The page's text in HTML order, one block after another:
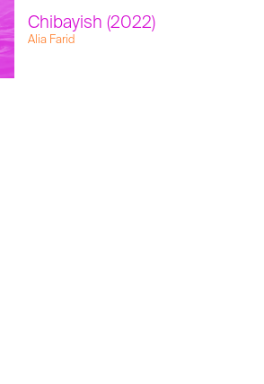
Chibayish (2022)
Alia Farid